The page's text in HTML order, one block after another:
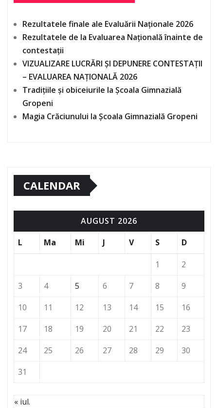
Rezultatele finale ale Evaluării Naționale 2026
Rezultatele de la Evaluarea Națională înainte de
contestații
VIZUALIZARE LUCRĂRI ȘI DEPUNERE CONTESTAȚII
– EVALUAREA NAȚIONALĂ 2026
Tradițiile și obiceiurile la Școala Gimnazială
Gropeni
Magia Crăciunului la Școala Gimnazială Gropeni
CALENDAR
AUGUST 2026
L
Ma Mi J V S D
1
2
3
4 5 6 7 8
9
10
11 12 13 14 15
16
17
18 19 20 21 22
23
24
25 26 27 28 29
30
31
« iul.